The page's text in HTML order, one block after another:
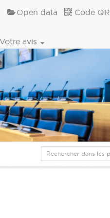
Open data Code QR
Votre avis